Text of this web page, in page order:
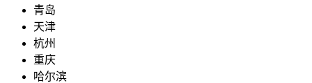
青岛
天津
杭州
重庆
哈尔滨